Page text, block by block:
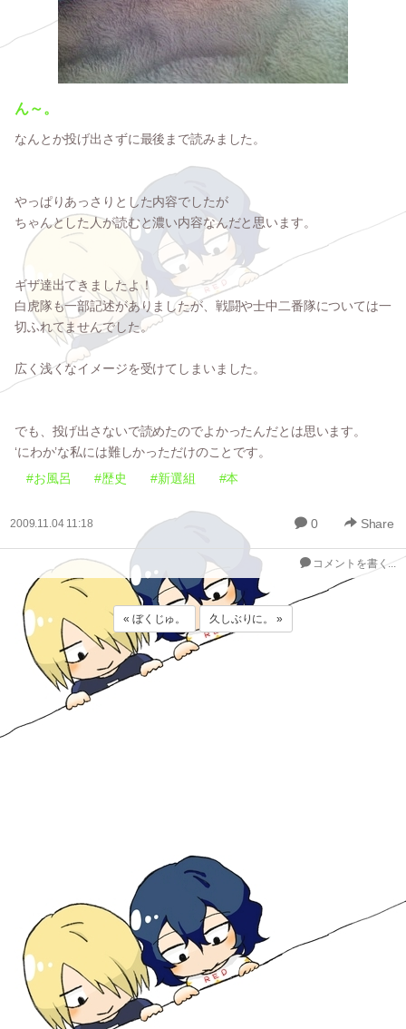
ん～。
なんとか投げ出さずに最後まで読みました。
やっぱりあっさりとした内容でしたが
ちゃんとした人が読むと濃い内容なんだと思います。
ギザ達出てきましたよ！
白虎隊も一部記述がありましたが、戦闘や士中二番隊については一
切ふれてませんでした。
広く浅くなイメージを受けてしまいました。
でも、投げ出さないで読めたのでよかったんだとは思います。
‘にわか’な私には難しかっただけのことです。
#お風呂
#歴史 #新選組 #本
2009.11.04 11:18 0 Share
コメントを書く...
« ぼくじゅ。 久しぶりに。 »